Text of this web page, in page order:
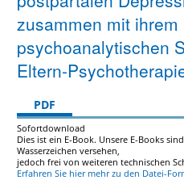
zusammen mit
psychoanalytischen
Eltern-
PDF
Sofortdownload
Dies ist ein E-Book. Unsere E-Books
Wasserzeichen versehen,
jedoch frei von weiteren technischen
Erfahren Sie hier mehr zu den Datei-